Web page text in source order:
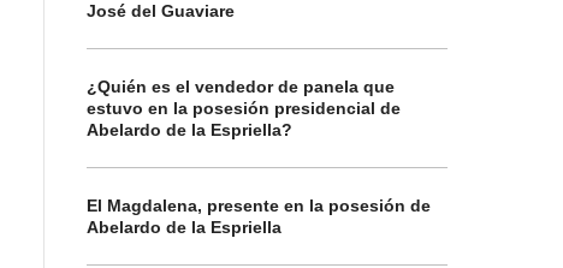
José del Guaviare
¿Quién es el vendedor de panela que
estuvo en la posesión presidencial de
Abelardo de la Espriella?
El Magdalena, presente en la posesión de
Abelardo de la Espriella